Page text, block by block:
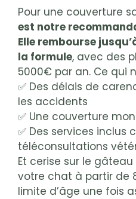
Pour une couverture
est notre
Elle rembourse
la formule, avec des
5000€ par an. Ce qui
✅ Des délais de
les accidents
✅ Une couverture
✅ Des services inclus
téléconsultations
Et cerise sur le gâteau
votre chat à partir de
limite d’âge une fois